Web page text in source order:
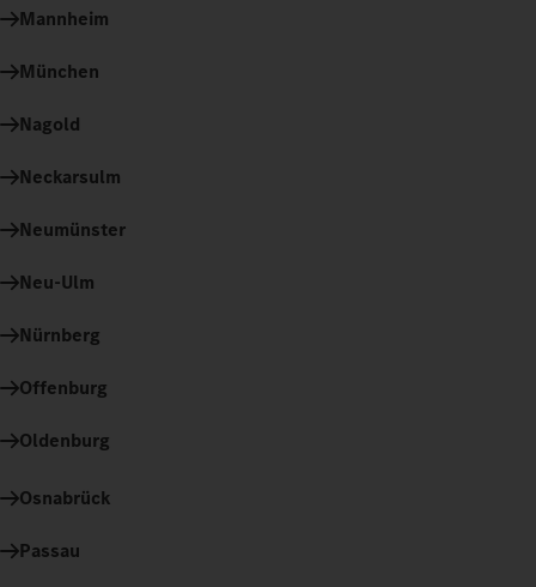
Mannheim
München
Nagold
Neckarsulm
Neumünster
Neu-Ulm
Nürnberg
Offenburg
Oldenburg
Osnabrück
Passau